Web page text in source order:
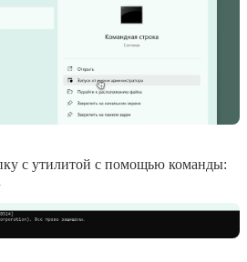
с утилитой с помощью команды: